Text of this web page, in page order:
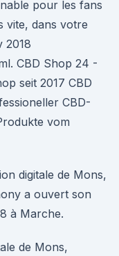
pour les fans
vite, dans votre
2018
CBD Shop 24 -
seit 2017 CBD
CBD-
vom
digitale de Mons,
a ouvert son
à Marche.
de Mons,